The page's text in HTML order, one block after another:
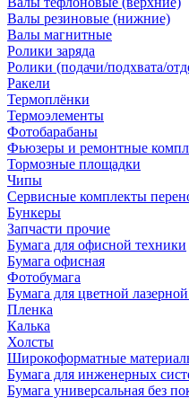
Валы резиновые (нижние)
Валы магнитные
Ролики заряда
Ролики (подачи/подхвата/
Ракели
Термоплёнки
Термоэлементы
Фотобарабаны
Фьюзеры и ремонтные
Тормозные площадки
Чипы
Сервисные комплекты
Бункеры
Запчасти прочие
Бумага для офисной техники
Бумага офисная
Фотобумага
Бумага для цветной
Пленка
Калька
Холсты
Широкоформатные
Бумага для инженерных
Бумага универсальная без